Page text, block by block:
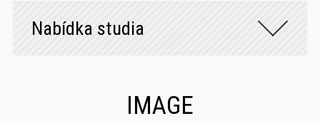
Nabídka studia
IMAGE